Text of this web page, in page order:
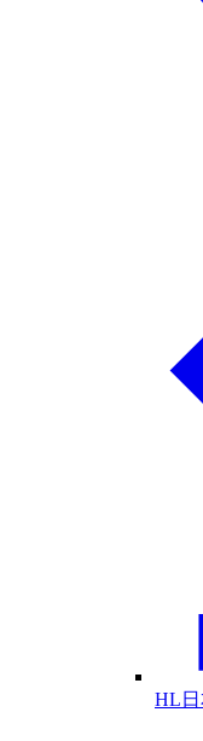
HL日